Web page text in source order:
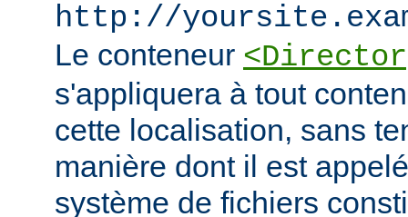
http://
Le conteneur
s'appliquera à tout
cette localisation, sans
manière dont il est
système de fichiers